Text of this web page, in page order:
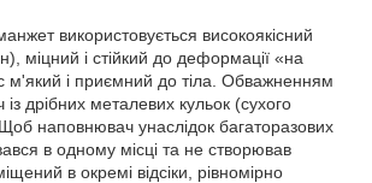
використовується високоякісний
міцний і стійкий до деформації «на
м'який і приємний до тіла. Обважненням
дрібних металевих кульок (сухого
Щоб наповнювач унаслідок багаторазових
в одному місці та не створював
в окремі відсіки, рівномірно